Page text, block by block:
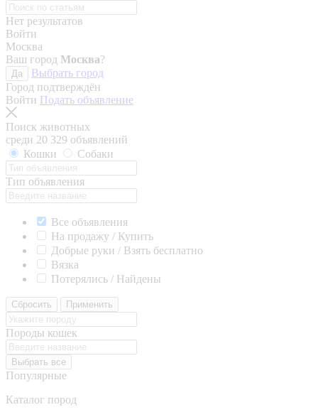
Нет результатов
Войти
Москва
Ваш город Москва?
Да
Выбрать город
Город подтверждён
Войти Подать объявление
Поиск животных
среди 20 329 объявлений
Кошки
Собаки
Тип объявления
Все объявления
На продажу / Купить
Добрые руки / Взять бесплатно
Вязка
Потерялись / Найдены
Сбросить Применить
Породы кошек
Выбрать все
Популярные
Каталог пород